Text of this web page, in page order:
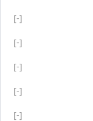
[-]
[-]
[-]
[-]
[-]